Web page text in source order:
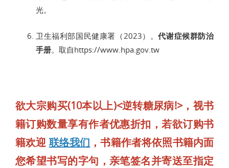
光。
卫生福利部国民健康署（2023）。代谢症候群防治
手册。取自https://www.hpa.gov.tw
欲大宗购买(10本以上)<逆转糖尿病!>，视书
籍订购数量享有作者优惠折扣，若欲订购书
籍欢迎 联络我们 ，书籍作者将依照书籍内面
您希望书写的字句，亲笔签名并寄送至指定